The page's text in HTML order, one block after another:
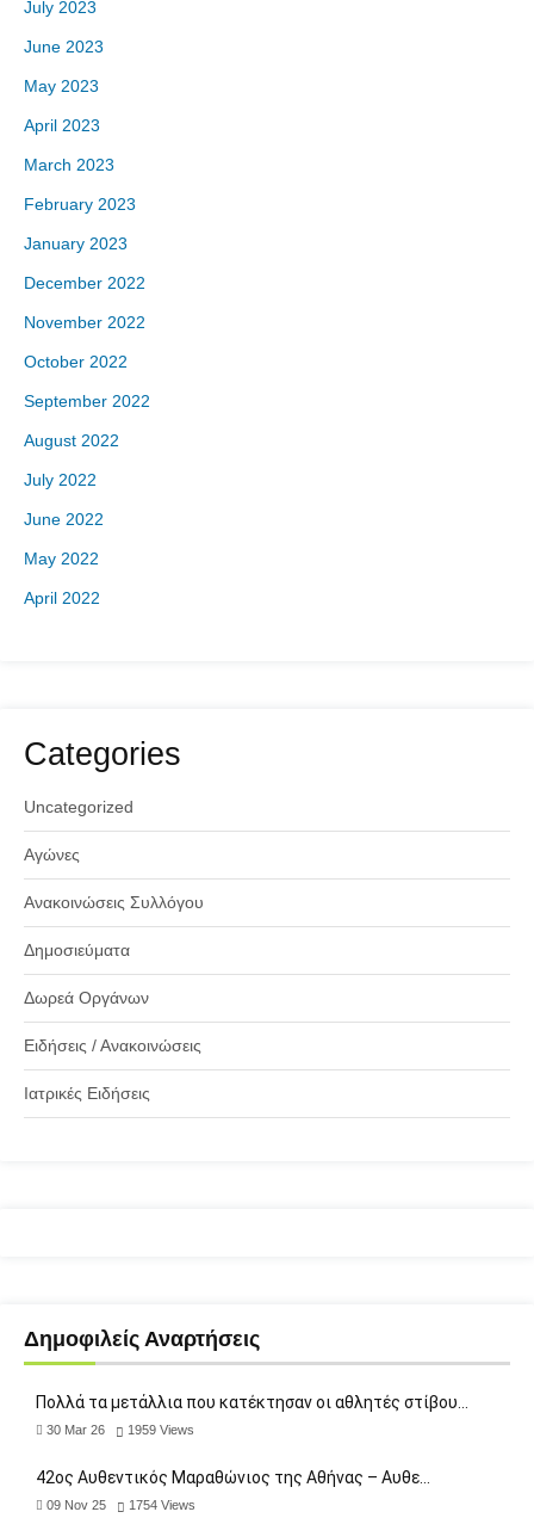
July 2023
June 2023
May 2023
April 2023
March 2023
February 2023
January 2023
December 2022
November 2022
October 2022
September 2022
August 2022
July 2022
June 2022
May 2022
April 2022
Categories
Uncategorized
Αγώνες
Ανακοινώσεις Συλλόγου
Δημοσιεύματα
Δωρεά Οργάνων
Ειδήσεις / Ανακοινώσεις
Ιατρικές Ειδήσεις
Δημοφιλείς Αναρτήσεις
Πολλά τα μετάλλια που κατέκτησαν οι αθλητές στίβου…
30 Mar 26 1959 Views
42ος Αυθεντικός Μαραθώνιος της Αθήνας – Αυθε…
09 Nov 25 1754 Views